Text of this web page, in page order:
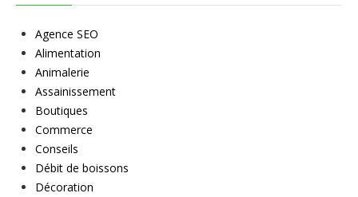
Agence SEO
Alimentation
Animalerie
Assainissement
Boutiques
Commerce
Conseils
Débit de boissons
Décoration